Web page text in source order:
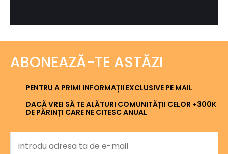
ABONEAZĂ-TE ASTĂZI
PENTRU A PRIMI INFORMAȚII EXCLUSIVE PE MAIL
DACĂ VREI SĂ TE ALĂTURI COMUNITĂȚII CELOR +300K
DE PĂRINȚI CARE NE CITESC ANUAL